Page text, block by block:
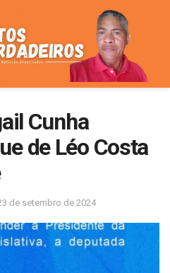
Cunha
de Léo Costa
de setembro de 2024